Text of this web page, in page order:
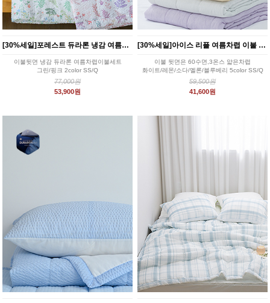
[30%세일]포레스트 듀라론 냉감 여름이불 2color
이불뒷면 냉감 듀라론 여름차렵이불세트
그린/핑크 2color SS/Q
77,000원
53,900원
[30%세일]아이스 리플 여름차렵 이불 5color
이불 뒷면은 60수면,3온스 얇은차렵
화이트/레몬/소다/멜론/블루베리 5color SS/Q
59,500원
41,600원